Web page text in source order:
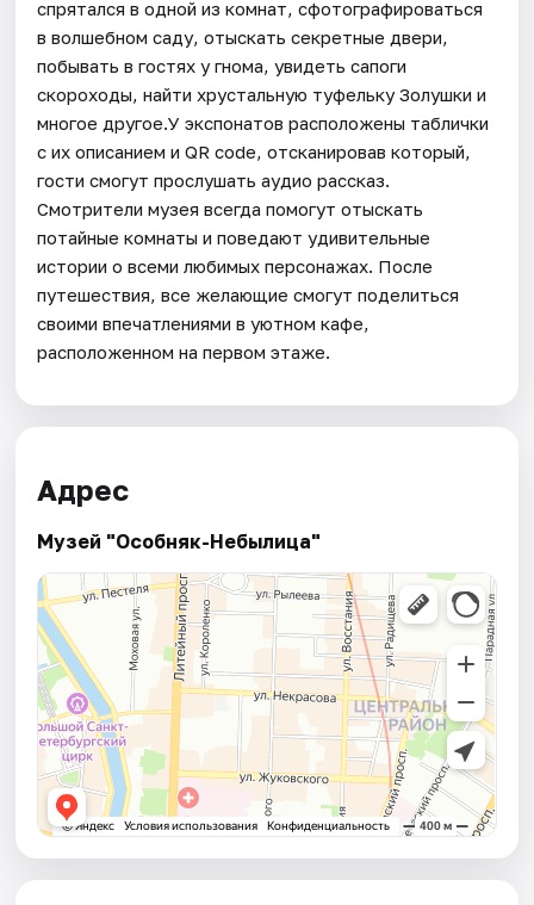
спрятался в одной из комнат, сфотографироваться
в волшебном саду, отыскать секретные двери,
побывать в гостях у гнома, увидеть сапоги
скороходы, найти хрустальную туфельку Золушки и
многое другое.У экспонатов расположены таблички
с их описанием и QR code, отсканировав который,
гости смогут прослушать аудио рассказ.
Смотрители музея всегда помогут отыскать
потайные комнаты и поведают удивительные
истории о всеми любимых персонажах. После
путешествия, все желающие смогут поделиться
своими впечатлениями в уютном кафе,
расположенном на первом этаже.
Адрес
Музей "Особняк-Небылица"